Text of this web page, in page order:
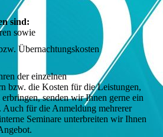
sind:
sowie
Übernachtungskosten
der einzelnen
bzw. die Kosten für die Leistungen,
erbringen, senden wir Ihnen gerne ein
Auch für die Anmeldung mehrerer
Seminare unterbreiten wir Ihnen